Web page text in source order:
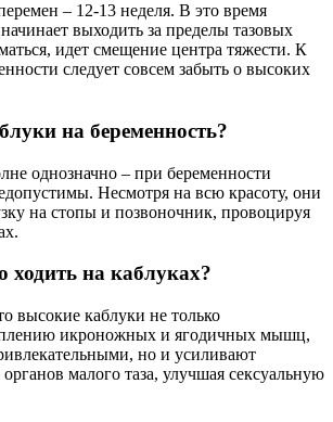
– 12-13 неделя. В это время
выходить за пределы тазовых
идет смещение центра тяжести. К
следует совсем забыть о высоких
на беременность?
однозначно – при беременности
Несмотря на всю красоту, они
на стопы и позвоночник, провоцируя
ходить на каблуках?
высокие каблуки не только
икроножных и ягодичных мышц,
но и усиливают
малого таза, улучшая сексуальную